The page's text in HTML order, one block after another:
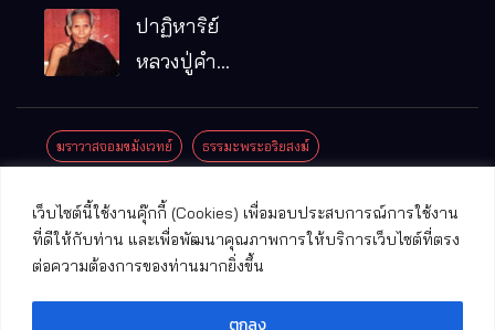
เว็บไซต์นี้ใช้งานคุ๊กกี้ (Cookies) เพื่อมอบประสบการณ์การใช้งาน
ที่ดีให้กับท่าน และเพื่อพัฒนาคุณภาพการให้บริการเว็บไซต์ที่ตรง
ต่อความต้องการของท่านมากยิ่งขึ้น
ตกลง
รมฐาน
คุณ (หลวง
ปู่บัวเกตุ
แล้ว วัดป่า
อ.แม่ริม
จ.เชียงใหม่
ปาฏิหาริย์
หลวงปู่คำ
มณี
ฆราวาสจอมขมังเวทย์ ธรรมะพระอริยสงฆ์
ปาฏิหาริย์พระเครื่อง
พระพุทธรูปศักดิ์สิทธิ์ วัดที่สําคัญ